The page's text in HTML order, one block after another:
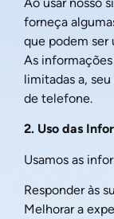
forneça
que podem ser
As
limitadas a,
de telefone.
2. Uso das
Usamos as
Responder às
Melhorar a